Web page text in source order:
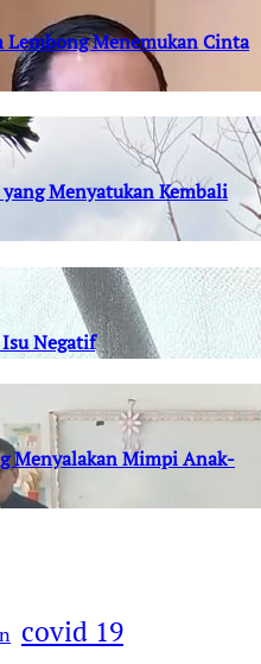
Lembong Menemukan Cinta
Menyatukan Kembali
Negatif
Menyalakan Mimpi Anak-
covid 19